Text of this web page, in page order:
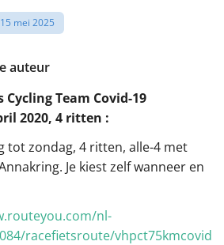
mei 2025
auteur
Cycling Team Covid-19
2020, 4 ritten :
tot zondag, 4 ritten, alle-4 met
Je kiest zelf wanneer en
nl-
racefietsroute/vhpct75kmcovid-